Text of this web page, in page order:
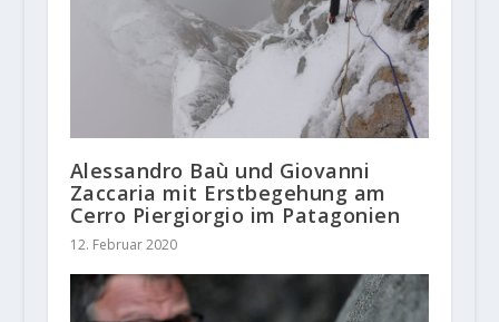
Alessandro Baù und Giovanni
Zaccaria mit Erstbegehung am
Cerro Piergiorgio im Patagonien
12. Februar 2020